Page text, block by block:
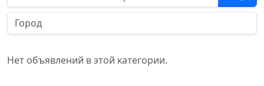
Нет объявлений в этой категории.